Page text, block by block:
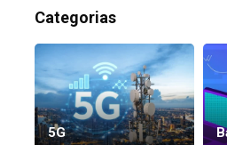
Categorias
5G